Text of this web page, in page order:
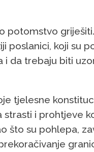
potomstvo
poslanici, koji su
da trebaju biti
tjelesne
i prohtjeve
što su pohlepa,